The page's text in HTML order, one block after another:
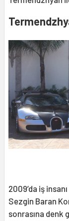
2009’da iş
Sezgin Baran
sonrasına denk